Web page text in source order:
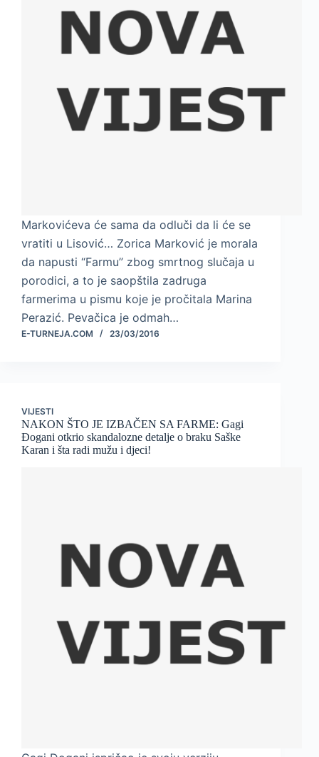
Markovićeva će sama da odluči da li će se
vratiti u Lisović… Zorica Marković je morala
da napusti “Farmu” zbog smrtnog slučaja u
porodici, a to je saopštila zadruga
farmerima u pismu koje je pročitala Marina
Perazić. Pevačica je odmah…
E-TURNEJA.COM 23/03/2016
VIJESTI
NAKON ŠTO JE IZBAČEN SA FARME: Gagi
Đogani otkrio skandalozne detalje o braku Saške
Karan i šta radi mužu i djeci!